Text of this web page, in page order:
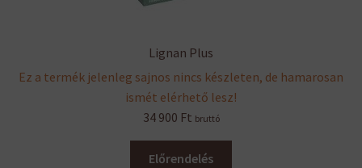
Lignan Plus
Ez a termék jelenleg sajnos nincs készleten, de hamarosan
ismét elérhető lesz!
34 900 Ft bruttó
Előrendelés